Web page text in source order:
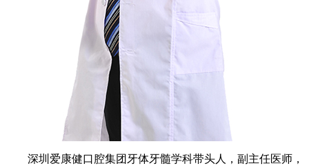
深圳爱康健口腔集团牙体牙髓学科带头人，副主任医师，